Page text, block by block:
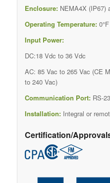
Enclosure: NEMA4X (IP67)
Operating Temperature:0°F
Input Power:
DC:18 Vdc to 36 Vdc
AC: 85 Vac to 265 Vac (CE
to 240 Vac)
Communication Port:RS-
Installation:Integral or
Certification/